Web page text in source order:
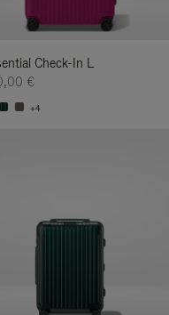
Check-In L
€
+4